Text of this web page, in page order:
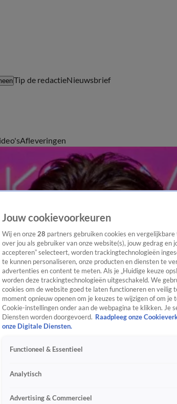
Tip de redactieNieuwsbrief
Afleveringen
Jouw cookievoorkeuren
Wij en onze 28 partners gebruiken cookies en
over jou als gebruiker van onze website(s), jouw gedrag en
accepteren” selecteert, worden trackingtechnologieën
te kunnen personaliseren, onze producten en diensten te
advertenties en content te meten. Als je „Huidige keuze
worden deze trackingtechnologieën uitgeschakeld. We
cookies om de website goed te laten functioneren en veilig
moment opnieuw openen om je keuzes te wijzigen of om
Cookie-instellingen onder aan de webpagina te klikken. Je
Diensten worden doorgevoerd. Raadpleeg onze
onze Digitale Diensten.
Functioneel & Essentieel
Analytisch
Advertising & Commercieel